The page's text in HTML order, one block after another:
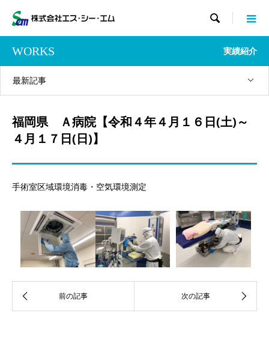

WORKS 実績紹介
最新記事
福岡県 Ａ病院【令和４年４月１６日(土)～
４月１７日(日)】
手術室区域環境消毒・空気環境測定